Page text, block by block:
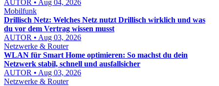
AUTOR • Aug 04, 2026
Mobilfunk
Drillisch Netz: Welches Netz nutzt Drillisch wirklich und was
du vor dem Vertrag wissen musst
AUTOR • Aug 03, 2026
Netzwerke & Router
WLAN für Smart Home optimieren: So machst du dein
Netzwerk stabil, schnell und ausfallsicher
AUTOR • Aug 03, 2026
Netzwerke & Router